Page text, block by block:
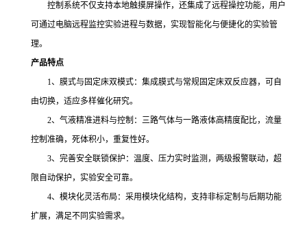
控制系统不仅支持本地触摸屏操作，还集成了远程操控功能，用户
可通过电脑远程监控实验进程与数据，实现智能化与便捷化的实验管
理。
产品特点
1、膜式与固定床双模式：集成膜式与常规固定床双反应器，可自
由切换，适应多样催化研究。
2、气液精准进料与控制：三路气体与一路液体高精度配比，流量
控制准确，死体积小，重复性好。
3、完善安全联锁保护：温度、压力实时监测，两级报警联动，超
限自动保护，实验安全可靠。
4、模块化灵活布局：采用模块化结构，支持非标定制与后期功能
扩展，满足不同实验需求。